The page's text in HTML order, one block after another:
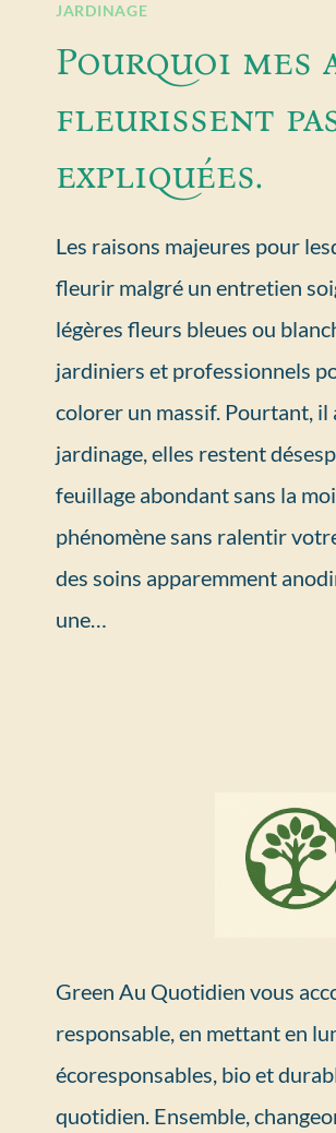
JARDINAGE
Pourquoi mes
fleurissent pas
expliquées.
Les raisons majeures pour
fleurir malgré un entretien
légères fleurs bleues ou
jardiniers et professionnels
colorer un massif. Pourtant,
jardinage, elles restent
feuillage abondant sans la
phénomène sans ralentir
des soins apparemment
une…
Green Au Quotidien vous
responsable, en mettant en
écoresponsables, bio et
quotidien. Ensemble,